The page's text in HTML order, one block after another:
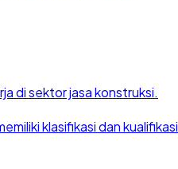
di sektor jasa konstruksi.
klasifikasi dan kualifikasi